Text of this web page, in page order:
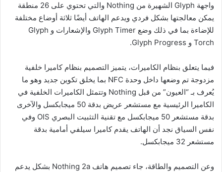
واجهة Glyph الشهيرة من Nothing والتي تحتوي على 26 منطقة
يمكن معالجتها بشكل فردي ويدعم الهاتف أيضًا ثلاثة أوضاع مختلفة
للإضاءة بما في ذلك وضع Glyph Timer والإشعارات و Glyph
Torch و Glyph Progress.
فيما يتعلق بنظام الكاميرات، يتميز التصميم بنظام كاميرا خلفية
مزدوجة تم وضعها داخل وحدة NFC بما يخلق تكوين جديد وهو ما
يُعرف بـ “العيون” من قبل Nothing وتتمثل الكاميرات الخلفية في
الكاميرا الرئيسية مع مستشعر عريض بدقة 50 ميجابكسل والآخرى
بدقة مستشعر 50 ميجابكسل مع تقنية التثبيت البصري OIS وفي
نفس السياق نجد أن الهاتف يقدم كاميرا سيلفي أمامية بدقة
مستشعر 32 ميجابكسل.
وعن التصميم والطاقة، جاء تصميم هاتف Nothing 2a بشكل يدعم